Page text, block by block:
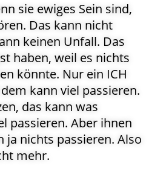
sie ewiges Sein sind,
Das kann nicht
keinen Unfall. Das
haben, weil es nichts
könnte. Nur ein ICH
kann viel passieren.
das kann was
passieren. Aber ihnen
ja nichts passieren. Also
mehr.